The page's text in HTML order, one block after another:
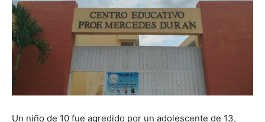
Un niño de 10 fue agredido por un adolescente de 13,